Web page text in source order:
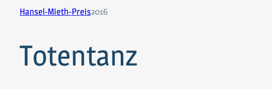
Hansel-Mieth-Preis2016
Totentanz